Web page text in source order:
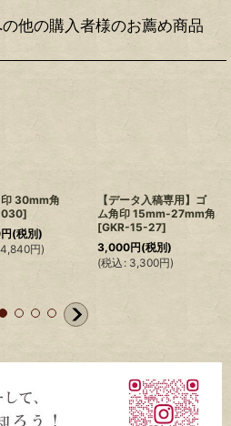
他の購入者様のお薦め商品
30mm角
030]
円(税別)
4,840円)
【データ入稿専用】ゴ
ム角印 15mm-27mm角
[GKR-15-27]
3,000円(税別)
(税込 : 3,300円)